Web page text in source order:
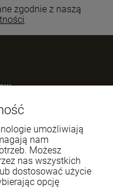
zgodnie z naszą
Sp. K.
59
341
umożliwiają
nam
Możesz
nas wszystkich
dostosować użycie
opcję